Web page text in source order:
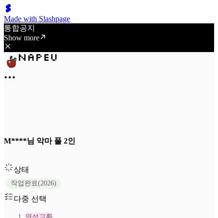
Made with Slashpage
통합공지
Show more
M****님 악마 풀 2인
상태
작업완료(2026)
다중 선택